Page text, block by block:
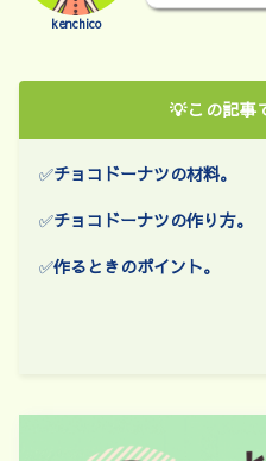
kenchico
💡この記事
✅チョコドーナツの材料。
✅チョコドーナツの作り方。
✅作るときのポイント。